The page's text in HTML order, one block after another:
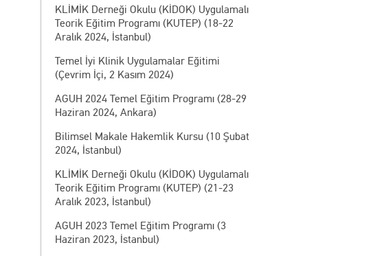
KLİMİK Derneği Okulu (KİDOK) Uygulamalı
Teorik Eğitim Programı (KUTEP) (18-22
Aralık 2024, İstanbul)
Temel İyi Klinik Uygulamalar Eğitimi
(Çevrim İçi, 2 Kasım 2024)
AGUH 2024 Temel Eğitim Programı (28-29
Haziran 2024, Ankara)
Bilimsel Makale Hakemlik Kursu (10 Şubat
2024, İstanbul)
KLİMİK Derneği Okulu (KİDOK) Uygulamalı
Teorik Eğitim Programı (KUTEP) (21-23
Aralık 2023, İstanbul)
AGUH 2023 Temel Eğitim Programı (3
Haziran 2023, İstanbul)